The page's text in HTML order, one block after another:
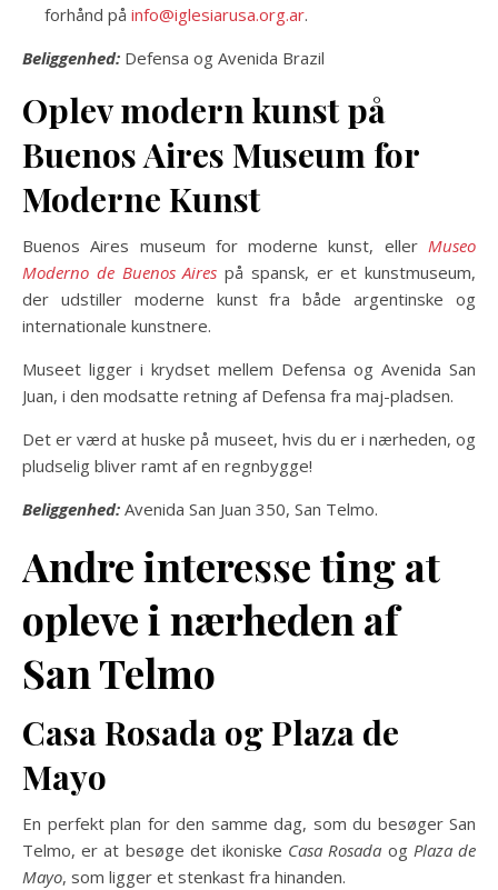
forhånd på info@iglesiarusa.org.ar.
Beliggenhed: Defensa og Avenida Brazil
Oplev modern kunst på
Buenos Aires Museum for
Moderne Kunst
Buenos Aires museum for moderne kunst, eller Museo
Moderno de Buenos Aires på spansk, er et kunstmuseum,
der udstiller moderne kunst fra både argentinske og
internationale kunstnere.
Museet ligger i krydset mellem Defensa og Avenida San
Juan, i den modsatte retning af Defensa fra maj-pladsen.
Det er værd at huske på museet, hvis du er i nærheden, og
pludselig bliver ramt af en regnbygge!
Beliggenhed: Avenida San Juan 350, San Telmo.
Andre interesse ting at
opleve i nærheden af ​​
San Telmo
Casa Rosada og Plaza de
Mayo
En perfekt plan for den samme dag, som du besøger San
Telmo, er at besøge det ikoniske Casa Rosada og Plaza de
Mayo, som ligger et stenkast fra hinanden.